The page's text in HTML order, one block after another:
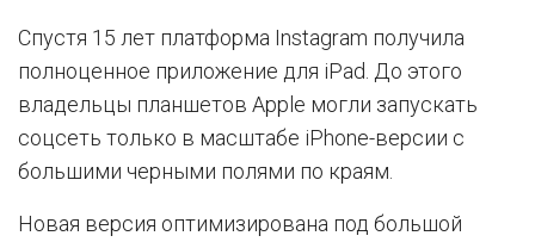
Спустя 15 лет платформа Instagram получила
полноценное приложение для iPad. До этого
владельцы планшетов Apple могли запускать
соцсеть только в масштабе iPhone-версии с
большими черными полями по краям.
Новая версия оптимизирована под большой